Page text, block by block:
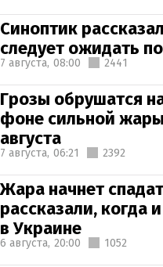
Синоптик
следует ожидать
7 августа, 08:00 2441
Грозы обрушатся
фоне сильной
августа
7 августа, 06:21 2392
Жара начнет
рассказали, когда
в Украине
6 августа, 20:00 1052